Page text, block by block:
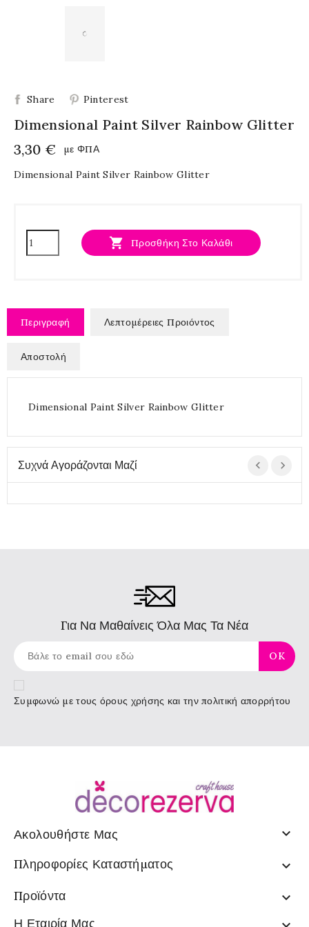
Share Pinterest
Dimensional Paint Silver Rainbow Glitter
3,30 €
με ΦΠΑ
Dimensional Paint Silver Rainbow Glitter
 Προσθήκη Στο Καλάθι
Περιγραφή Λεπτομέρειες Προιόντος
Αποστολή
Dimensional Paint Silver Rainbow Glitter
Συχνά Αγοράζονται Μαζί
Για Να Μαθαίνεις Όλα Μας Τα Νέα
Συμφωνώ με τους όρους χρήσης και την πολιτική απορρήτου
Ακολουθήστε Μας 
Πληροφορίες Καταστήματος 
Προϊόντα 
Η Εταιρία Μας